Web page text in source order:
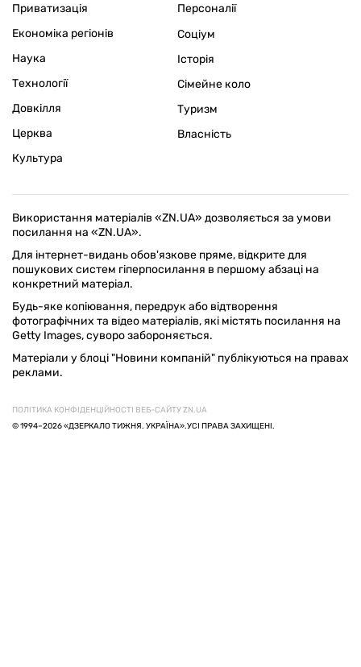
Приватизація
Економіка регіонів
Персоналії
Наука
Технології
Довкілля
Церква
Культура
Соціум
Історія
Сімейне коло
Туризм
Власність
Використання матеріалів «ZN.UA» дозволяється за умови
посилання на «ZN.UA».
Для інтернет-видань обов'язкове пряме, відкрите для
пошукових систем гіперпосилання в першому абзаці на
конкретний матеріал.
Будь-яке копіювання, передрук або відтворення
фотографічних та відео матеріалів, які містять посилання на
Getty Images, суворо забороняється.
Матеріали у блоці "Новини компаній" публікуються на правах
реклами.
ПОЛІТИКА КОНФІДЕНЦІЙНОСТІ ВЕБ-САЙТУ ZN.UA
© 1994–2026 «ДЗЕРКАЛО ТИЖНЯ. УКРАЇНА».УСІ ПРАВА ЗАХИЩЕНІ.